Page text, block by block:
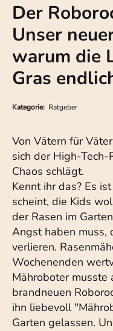
Der
Unser
warum die
Gras
Kategorie: Ratgeber
Von Vätern für
sich der High-Tech-
Chaos schlägt.
Kennt ihr das? Es
scheint, die Kids
der Rasen im
Angst haben muss,
verlieren.
Wochenenden
Mähroboter musste
brandneuen
ihn liebevoll
Garten gelassen.